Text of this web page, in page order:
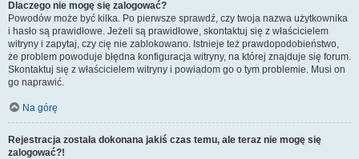
Dlaczego nie mogę się zalogować?
Powodów może być kilka. Po pierwsze sprawdź, czy twoja nazwa użytkownika
i hasło są prawidłowe. Jeżeli są prawidłowe, skontaktuj się z właścicielem
witryny i zapytaj, czy cię nie zablokowano. Istnieje też prawdopodobieństwo,
że problem powoduje błędna konfiguracja witryny, na której znajduje się forum.
Skontaktuj się z właścicielem witryny i powiadom go o tym problemie. Musi on
go naprawić.
Na górę
Rejestracja została dokonana jakiś czas temu, ale teraz nie mogę się
zalogować?!